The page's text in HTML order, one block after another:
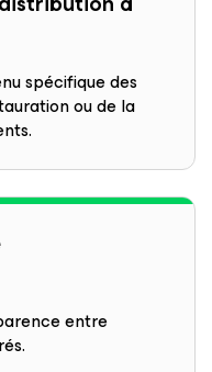
spécifique des
ou de la
entre